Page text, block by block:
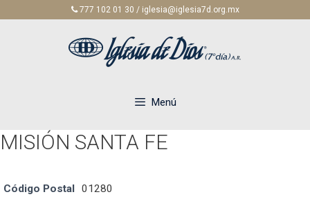
777 102 01 30 / iglesia@iglesia7d.org.mx
Menú
MISIÓN SANTA FE
Código Postal 01280